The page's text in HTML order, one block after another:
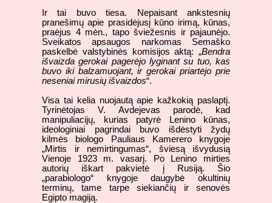
Ir tai buvo tiesa. Nepaisant ankstesnių
pranešimų apie prasidėjusį kūno irimą, kūnas,
praėjus 4 mėn., tapo šviežesnis ir pajaunėjo.
Sveikatos apsaugos narkomas Semaško
paskelbė valstybinės komisijos aktą: „Bendra
išvaizda gerokai pagerėjo lyginant su tuo, kas
buvo iki balzamuojant, ir gerokai priartėjo prie
neseniai mirusių išvaizdos“.
Visa tai kelia nuojautą apie kažkokią paslaptį.
Tyrinėtojas V. Avdejevas parodė, kad
manipuliacijų, kurias patyrė Lenino kūnas,
ideologiniai pagrindai buvo išdėstyti žydų
kilmės biologo Pauliaus Kamerero knygoje
„Mirtis ir nemirtingumas“, šviesą išvydusią
Vienoje 1923 m. vasarį. Po Lenino mirties
autorių iškart pakvietė į Rusiją. Šio
„parabiologo“ knygoje daugybė okultinių
terminų, tame tarpe siekiančių ir senovės
Egipto magiją.